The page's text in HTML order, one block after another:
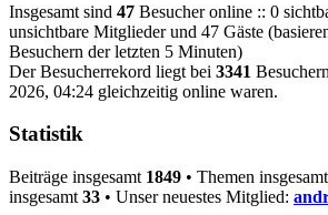
Insgesamt sind 47 Besucher online :: 0
unsichtbare Mitglieder und 47 Gäste
Besuchern der letzten 5 Minuten)
Der Besucherrekord liegt bei 3341
2026, 04:24 gleichzeitig online waren.
Statistik
Beiträge insgesamt 1849 • Themen insgesamt
insgesamt 33 • Unser neuestes Mitglied: